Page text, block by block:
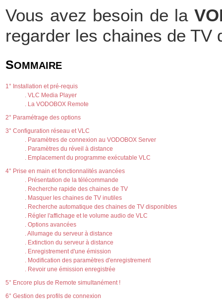
Vous avez besoin de la
regarder les chaines de TV
SOMMAIRE
1° Installation et pré-requis
. VLC Media Player
. La VODOBOX Remote
2° Paramétrage des options
3° Configuration réseau et VLC
. Paramètres de connexion au VODOBOX Server
. Paramètres du réveil à distance
. Emplacement du programme exécutable VLC
4° Prise en main et fonctionnalités avancées
. Présentation de la télécommande
. Recherche rapide des chaines de TV
. Masquer les chaines de TV inutiles
. Recherche automatique des chaines de TV disponibles
. Régler l'affichage et le volume audio de VLC
. Options avancées
. Allumage du serveur à distance
. Extinction du serveur à distance
. Enregistrement d'une émission
. Modification des paramètres d'enregistrement
. Revoir une émission enregistrée
5° Encore plus de Remote simultanément !
6° Gestion des profils de connexion